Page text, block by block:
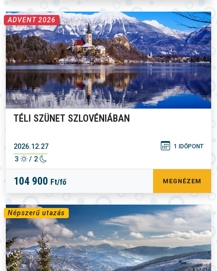
ADVENT 2026
TÉLI SZÜNET SZLOVÉNIÁBAN
2026.12.27 1 IDŐPONT
3 / 2
104 900 Ft/fő MEGNÉZEM
Népszerű utazás